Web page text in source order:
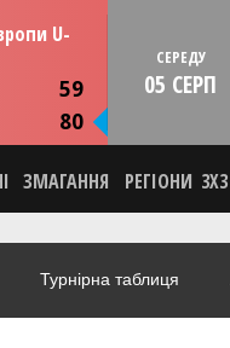
U-
59
80
13:30
СЕРЕДУ
05 СЕРП
ЗМАГАННЯ РЕГІОНИ 3X3
Турнірна таблиця